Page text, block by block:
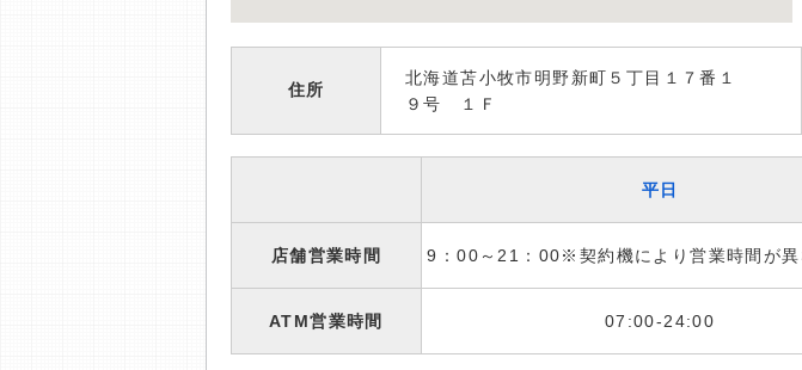
住所
北海道苫小牧市明野新町５丁目１７番１
９号 １Ｆ
平日
店舗営業時間 9：00～21：00※契約機により営業時間が異
ATM営業時間 07:00-24:00